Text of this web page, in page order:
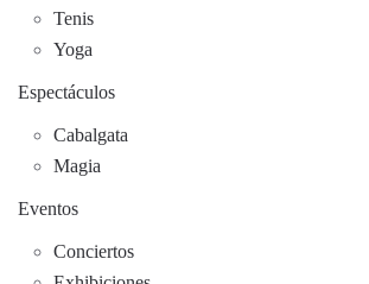
Tenis
Yoga
Espectáculos
Cabalgata
Magia
Eventos
Conciertos